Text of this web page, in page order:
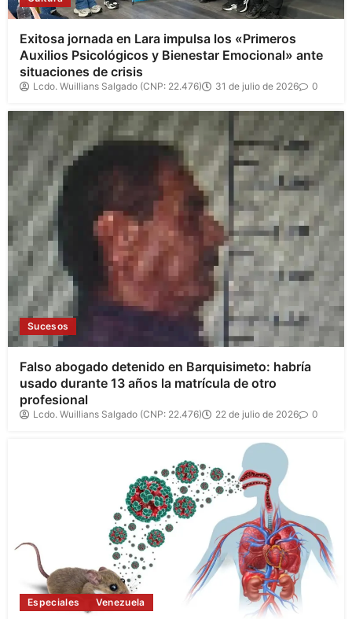
Exitosa jornada en Lara impulsa los «Primeros
Auxilios Psicológicos y Bienestar Emocional» ante
situaciones de crisis
Lcdo. Wuillians Salgado (CNP: 22.476) 31 de julio de 2026 0
Sucesos
Falso abogado detenido en Barquisimeto: habría
usado durante 13 años la matrícula de otro
profesional
Lcdo. Wuillians Salgado (CNP: 22.476) 22 de julio de 2026 0
Especiales Venezuela